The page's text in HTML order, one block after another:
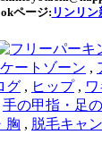
ページ: リンリ
ートゾーン ,
グ , ヒップ,
手の甲指・足
胸 , 脱毛キャ